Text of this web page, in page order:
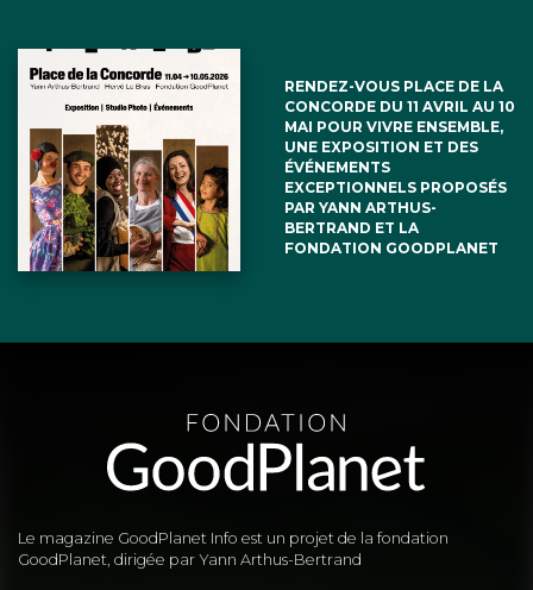
RENDEZ-VOUS PLACE DE LA
CONCORDE DU 11 AVRIL AU 10
MAI POUR VIVRE ENSEMBLE,
UNE EXPOSITION ET DES
ÉVÉNEMENTS
EXCEPTIONNELS PROPOSÉS
PAR YANN ARTHUS-
BERTRAND ET LA
FONDATION GOODPLANET
Le magazine GoodPlanet Info est un projet de la fondation
GoodPlanet, dirigée par Yann Arthus-Bertrand